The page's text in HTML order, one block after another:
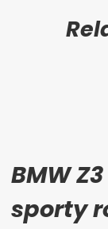
BMW
sporty